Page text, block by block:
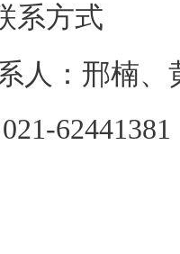
系方式
人： 邢楠、
021-62441381